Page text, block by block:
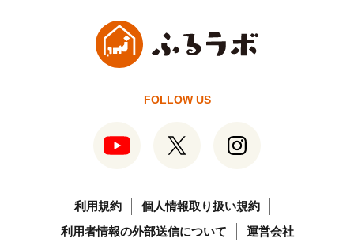
FOLLOW US
利用規約
個人情報取り扱い規約
利用者情報の外部送信について
運営会社